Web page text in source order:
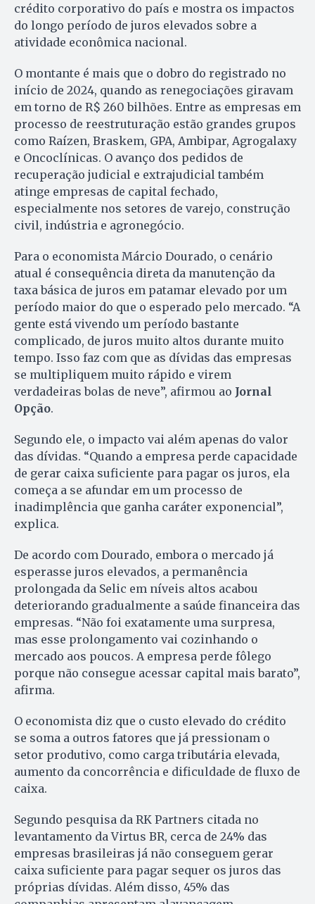
crédito corporativo do país e mostra os impactos
do longo período de juros elevados sobre a
atividade econômica nacional.
O montante é mais que o dobro do registrado no
início de 2024, quando as renegociações giravam
em torno de R$ 260 bilhões. Entre as empresas em
processo de reestruturação estão grandes grupos
como Raízen, Braskem, GPA, Ambipar, Agrogalaxy
e Oncoclínicas. O avanço dos pedidos de
recuperação judicial e extrajudicial também
atinge empresas de capital fechado,
especialmente nos setores de varejo, construção
civil, indústria e agronegócio.
Para o economista Márcio Dourado, o cenário
atual é consequência direta da manutenção da
taxa básica de juros em patamar elevado por um
período maior do que o esperado pelo mercado. “A
gente está vivendo um período bastante
complicado, de juros muito altos durante muito
tempo. Isso faz com que as dívidas das empresas
se multipliquem muito rápido e virem
verdadeiras bolas de neve”, afirmou ao Jornal
Opção.
Segundo ele, o impacto vai além apenas do valor
das dívidas. “Quando a empresa perde capacidade
de gerar caixa suficiente para pagar os juros, ela
começa a se afundar em um processo de
inadimplência que ganha caráter exponencial”,
explica.
De acordo com Dourado, embora o mercado já
esperasse juros elevados, a permanência
prolongada da Selic em níveis altos acabou
deteriorando gradualmente a saúde financeira das
empresas. “Não foi exatamente uma surpresa,
mas esse prolongamento vai cozinhando o
mercado aos poucos. A empresa perde fôlego
porque não consegue acessar capital mais barato”,
afirma.
O economista diz que o custo elevado do crédito
se soma a outros fatores que já pressionam o
setor produtivo, como carga tributária elevada,
aumento da concorrência e dificuldade de fluxo de
caixa.
Segundo pesquisa da RK Partners citada no
levantamento da Virtus BR, cerca de 24% das
empresas brasileiras já não conseguem gerar
caixa suficiente para pagar sequer os juros das
próprias dívidas. Além disso, 45% das